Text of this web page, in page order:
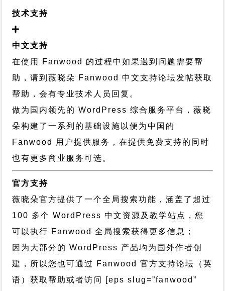
技术支持
中文支持
在使用 Fanwood 的过程中如果遇到问题需要帮
助，请到薇晓朵 Fanwood 中文支持论坛发帖获取
帮助，会有专业技术人员回复。
做为国内领先的 WordPress 综合服务平台，薇晓
朵构建了一系列的基础设施以便为中国的
Fanwood 用户提供服务，在提供免费支持的同时
也有更多商业服务可选。
官方支持
薇晓朵官方提供了一个全局搜索功能，涵盖了超过
100 多个 WordPress 中文资源及教学站点，您
可以执行 Fanwood 全局搜索获得更多信息；
因为大部分的 WordPress 产品均为国外作者创
建，所以您也可通过 Fanwood 官方支持论坛
（英
语）获取帮助或者访问 [eps slug=”fanwood”